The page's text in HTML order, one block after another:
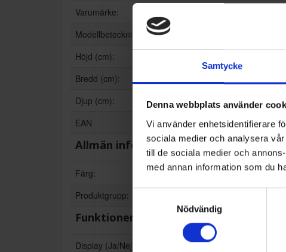
Samtycke
Denna webbplats använder
Vi använder enhetsidentifierare
sociala medier och analysera
till de sociala medier och
med annan information som du
Nödvändig
Varumärke:
Modellbeteckning:
Höjd (cm):
Bredd (cm):
Djup (cm):
12.5
EAN
8713016089496
Allmän information
Färg:
Vit
Produktgrupp:
Funktioner och egenskaper
Display (Ja/Nej):